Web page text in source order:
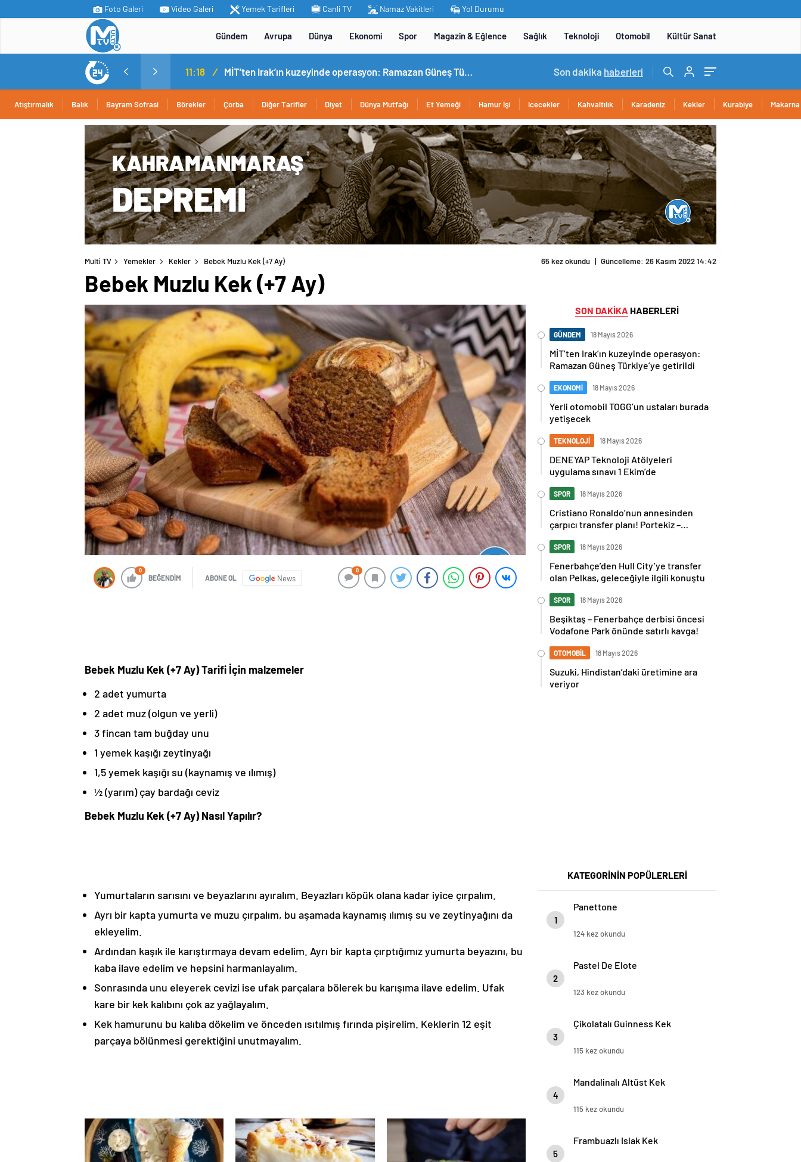
Foto Galeri Video Galeri Yemek Tarifleri Canli TV Namaz Vakitleri Yol Durumu
Gündem Avrupa Dünya Ekonomi Spor Magazin & Eğlence Sağlık Teknoloji Otomobil Kültür Sanat
11:18 / MİT’ten Irak’ın kuzeyinde operasyon: Ramazan Güneş Türkiye’ye getirildi 14:05 / Yerli otomobil TOGG’un ustaları burada yetişecek
Son dakika haberleri
Atıştırmalık Balık Bayram Sofrasi Börekler Çorba Diğer Tarifler Diyet Dünya Mutfağı Et Yemeği Hamur İşi Icecekler Kahvaltılık Karadeniz Kekler Kurabiye Makarna
Multi TV Yemekler Kekler Bebek Muzlu Kek (+7 Ay) 65 kez okundu | Güncelleme: 26 Kasım 2022 14:42
Bebek Muzlu Kek (+7 Ay)
0
BEĞENDİM ABONE OL News
0
Bebek Muzlu Kek (+7 Ay) Tarifi İçin malzemeler
2 adet yumurta
2 adet muz (olgun ve yerli)
3 fincan tam buğday unu
1 yemek kaşığı zeytinyağı
1,5 yemek kaşığı su (kaynamış ve ılımış)
½ (yarım) çay bardağı ceviz
Bebek Muzlu Kek (+7 Ay) Nasıl Yapılır?
Yumurtaların sarısını ve beyazlarını ayıralım. Beyazları köpük olana kadar iyice çırpalım.
Ayrı bir kapta yumurta ve muzu çırpalım, bu aşamada kaynamış ılımış su ve zeytinyağını da
ekleyelim.
Ardından kaşık ile karıştırmaya devam edelim. Ayrı bir kapta çırptığımız yumurta beyazını, bu
kaba ilave edelim ve hepsini harmanlayalım.
Sonrasında unu eleyerek cevizi ise ufak parçalara bölerek bu karışıma ilave edelim. Ufak
kare bir kek kalıbını çok az yağlayalım.
Kek hamurunu bu kalıba dökelim ve önceden ısıtılmış fırında pişirelim. Keklerin 12 eşit
parçaya bölünmesi gerektiğini unutmayalım.
SON DAKİKA HABERLERİ
GÜNDEM 18 Mayıs 2026
MİT’ten Irak’ın kuzeyinde operasyon:
Ramazan Güneş Türkiye’ye getirildi
EKONOMİ 18 Mayıs 2026
Yerli otomobil TOGG’un ustaları burada
yetişecek
TEKNOLOJİ 18 Mayıs 2026
DENEYAP Teknoloji Atölyeleri
uygulama sınavı 1 Ekim’de
SPOR 18 Mayıs 2026
Cristiano Ronaldo’nun annesinden
çarpıcı transfer planı! Portekiz –
kardeşinden sert cevap
SPOR 18 Mayıs 2026
Fenerbahçe’den Hull City’ye transfer
olan Pelkas, geleceğiyle ilgili konuştu
SPOR 18 Mayıs 2026
Beşiktaş – Fenerbahçe derbisi öncesi
Vodafone Park önünde satırlı kavga!
OTOMOBİL 18 Mayıs 2026
Suzuki, Hindistan’daki üretimine ara
veriyor
KATEGORİNİN POPÜLERLERİ
1
Panettone
124 kez okundu
2
Pastel De Elote
123 kez okundu
3
Çikolatalı Guinness Kek
115 kez okundu
4
Mandalinalı Altüst Kek
115 kez okundu
5
Frambuazlı Islak Kek